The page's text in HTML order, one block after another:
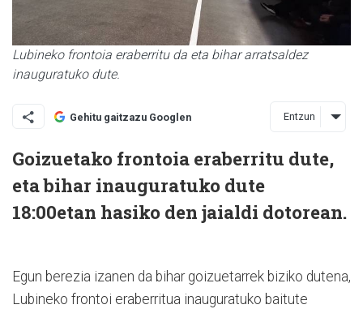
Lubineko frontoia eraberritu da eta bihar arratsaldez
inauguratuko dute.
Gehitu gaitzazu Googlen Entzun
Goizuetako frontoia eraberritu dute,
eta bihar inauguratuko dute
18:00etan hasiko den jaialdi dotorean.
Egun berezia izanen da bihar goizuetarrek biziko dutena,
Lubineko frontoi eraberritua inauguratuko baitute